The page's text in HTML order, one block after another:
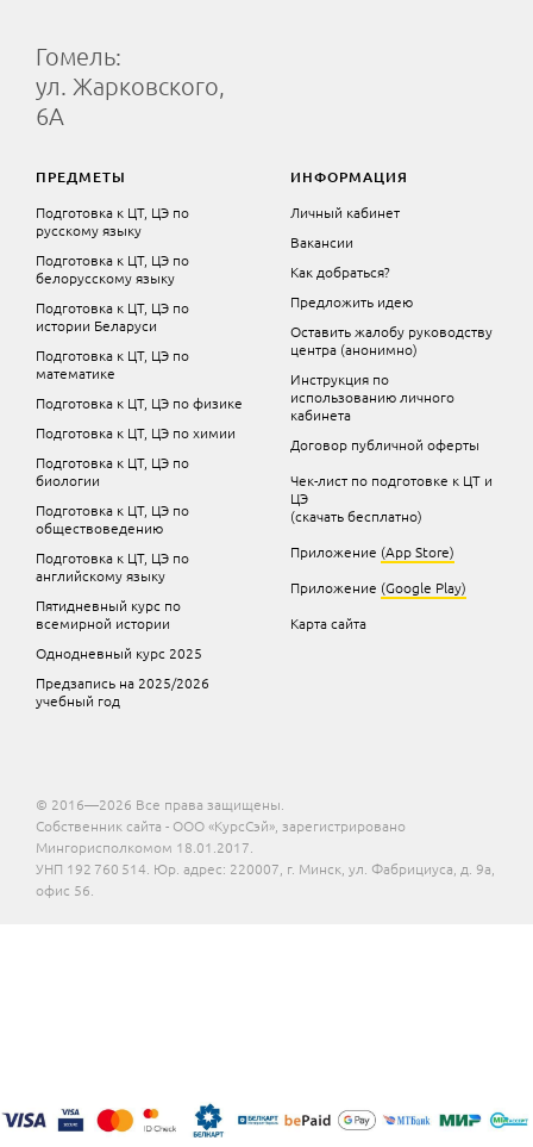
Гомель:
ул. Жарковского,
6А
ПРЕДМЕТЫ
Подготовка к ЦТ, ЦЭ по
русскому языку
Подготовка к ЦТ, ЦЭ по
белорусскому языку
Подготовка к ЦТ, ЦЭ по
истории Беларуси
Подготовка к ЦТ, ЦЭ по
математике
Подготовка к ЦТ, ЦЭ по физике
Подготовка к ЦТ, ЦЭ по химии
Подготовка к ЦТ, ЦЭ по
биологии
Подготовка к ЦТ, ЦЭ по
обществоведению
Подготовка к ЦТ, ЦЭ по
английскому языку
Пятидневный курс по
всемирной истории
Однодневный курс 2025
Предзапись на 2025/2026
учебный год
ИНФОРМАЦИЯ
Личный кабинет
Вакансии
Как добраться?
Предложить идею
Оставить жалобу руководству
центра (анонимно)
Инструкция по
использованию личного
кабинета
Договор публичной оферты
Чек-лист по подготовке к ЦТ и
ЦЭ
(скачать бесплатно)
Приложение (App Store)
Приложение (Google Play)
Карта сайта
© 2016—2026 Все права защищены.
Собственник сайта - ООО «КурсСэй», зарегистрировано
Мингорисполкомом 18.01.2017.
УНП 192 760 514. Юр. адрес: 220007, г. Минск, ул. Фабрициуса, д. 9а,
офис 56.